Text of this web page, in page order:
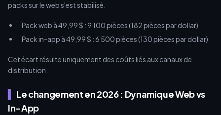
packs sur le web s'est stabilisé.
Pack web à 49,99 $ : 9 100 pièces (182 pièces par dollar)
Pack in-app à 49,99 $ : 6 500 pièces (130 pièces par dollar)
Cet écart résulte uniquement des coûts liés aux canaux de
distribution.
Le changement en 2026 : Dynamique Web vs
In-App